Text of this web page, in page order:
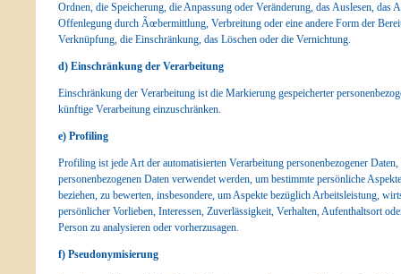
Ordnen, die Speicherung, die Anpassung oder Veränderung, das Auslesen, das
Offenlegung durch Ãœbermittlung, Verbreitung oder eine andere Form der
Verknüpfung, die Einschränkung, das Löschen oder die Vernichtung.
d) Einschränkung der Verarbeitung
Einschränkung der Verarbeitung ist die Markierung gespeicherter
künftige Verarbeitung einzuschränken.
e) Profiling
Profiling ist jede Art der automatisierten Verarbeitung personenbezogener Daten,
personenbezogenen Daten verwendet werden, um bestimmte persönliche
beziehen, zu bewerten, insbesondere, um Aspekte bezüglich Arbeitsleistung,
persönlicher Vorlieben, Interessen, Zuverlässigkeit, Verhalten, Aufenthaltsort
Person zu analysieren oder vorherzusagen.
f) Pseudonymisierung